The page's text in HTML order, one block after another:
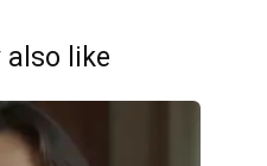
also like